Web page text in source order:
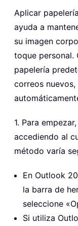
Aplicar
ayuda a
su imagen
toque personal.
papelería
correos
1. Para
accediendo al
método varía
En Outlook
la barra de
seleccione
Si utiliza